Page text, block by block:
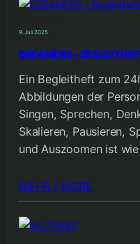
9. Juli 2025
DREAMERS –
Ein Begleitheft zum
Abbildungen der
Singen, Sprechen,
Skalieren, Pausieren,
und Auszoomen ist
MEHR / MORE